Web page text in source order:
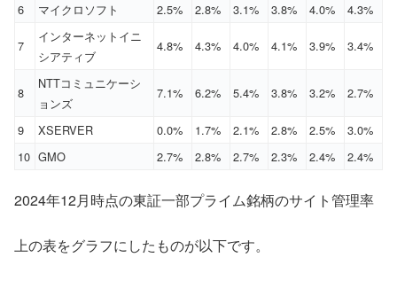
6
マイクロソフト 2.5% 2.8% 3.1% 3.8% 4.0% 4.3%
7
インターネットイニ
シアティブ
4.8% 4.3% 4.0% 4.1% 3.9% 3.4%
8
NTTコミュニケーシ
ョンズ
7.1% 6.2% 5.4% 3.8% 3.2% 2.7%
9 XSERVER 0.0% 1.7% 2.1% 2.8% 2.5%
3.0%
10 GMO 2.7% 2.8% 2.7% 2.3% 2.4% 2.4%
2024年12月時点の東証一部プライム銘柄のサイト管理率
上の表をグラフにしたものが以下です。